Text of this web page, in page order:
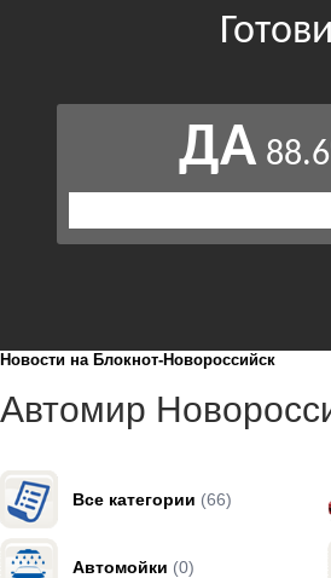
Новости на Блoкнoт-Новороссийск
Автомир
Все категории (66)
Автомойки (0)